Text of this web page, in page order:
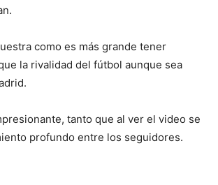
como es más grande tener
la rivalidad del fútbol aunque sea
tanto que al ver el video se
profundo entre los seguidores.